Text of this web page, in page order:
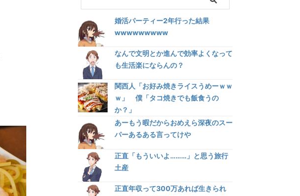
婚活パーティー2年行った結果
wwwwwwwww
なんで文明とか進んで効率よくなって
も生活楽にならんの？
関西人「お好み焼きライスうめーｗｗ
ｗ」 僕「タコ焼きでも飯食うの
か？」
あーもう暇だからおめえら深夜のスー
パーあるある言ってけや
正直「もういいよ………」と思う旅行
土産
正直年収って300万あれば生きられ